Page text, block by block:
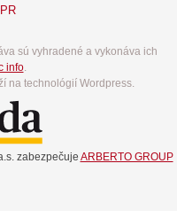
sú vyhradené a vykonáva ich
info.
na technológií Wordpress.
zabezpečuje ARBERTO GROUP